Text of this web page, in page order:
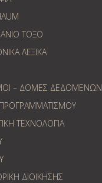
ΤΟΞΟ
ΛΕΞΙΚΑ
– ΔΟΜΕΣ ΔΕΔΟΜΕΝΩΝ
ΤΕΧΝΟΛΟΓΙΑ
ΔΙΟΙΚΗΣΗΣ